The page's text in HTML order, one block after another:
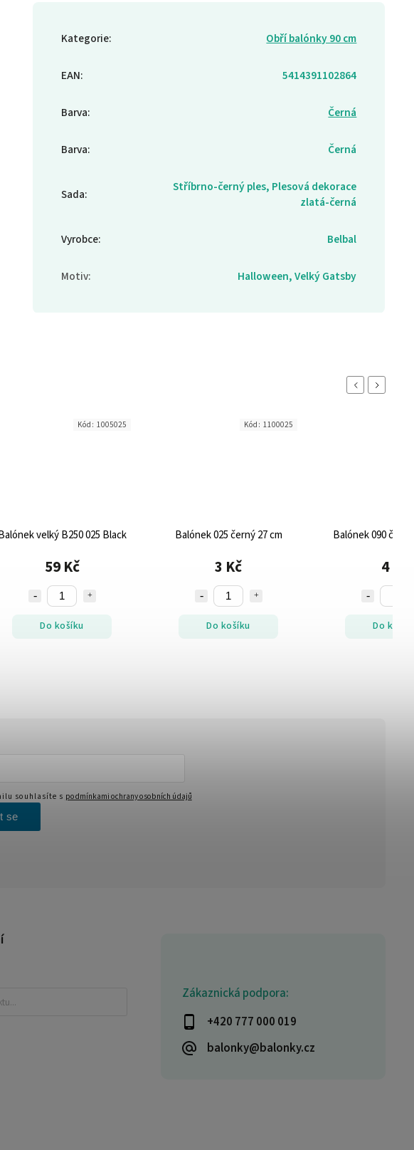
Kategorie: Obří balónky 90 cm
EAN: 5414391102864
Barva: Černá
Barva: Černá
Sada:
Stříbrno-černý ples, Plesová dekorace
zlatá-černá
Vyrobce: Belbal
Motiv: Halloween, Velký Gatsby
Previous
velký B250 025 Black
59 Kč
Do košíku
Kód: 1005025
Balónek 025 černý 27 cm
3 Kč
Do košíku
Kód: 1100025
Balónek 090
4 Kč
Do
Next
Zákaznická podpora:
+420 777 000 019
balonky@balonky.cz
souhlasíte s podmínkami ochrany osobních údajů
se